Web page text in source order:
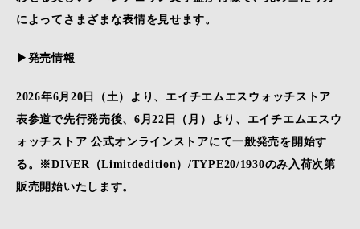
によってさまざまな表情を見せます。
▶発売情報
2026年6月20日（土）より、エイチエムエスウォッチストア
表参道で先行発売後、6月22日（月）より、エイチエムエスウ
ォッチストア 公式オンラインストアにて一般発売を開始す
る。※DIVER（Limitdedition）/TYPE20/1930のみ入荷次第
販売開始いたします。